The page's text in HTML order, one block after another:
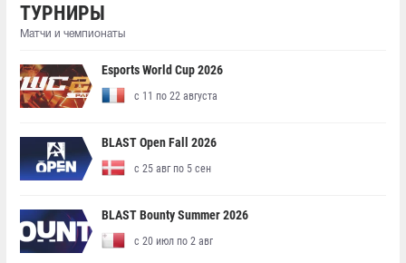
ТУРНИРЫ
Матчи и чемпионаты
Esports World Cup 2026
с 11 по 22 августа
BLAST Open Fall 2026
с 25 авг по 5 сен
BLAST Bounty Summer 2026
с 20 июл по 2 авг